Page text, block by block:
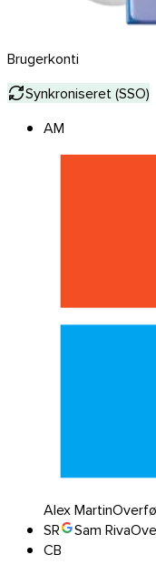
Brugerkonti
Synkroniseret (SSO)
AM
Alex Martin
SR
Sam Riva
CB